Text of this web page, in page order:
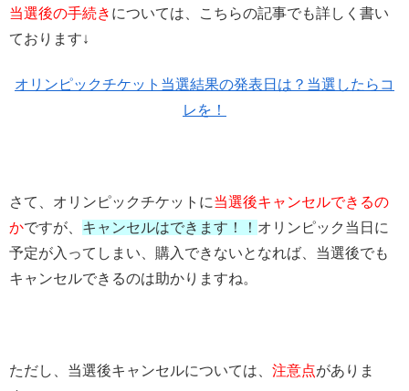
当選後の手続き については、こちらの記事でも詳しく書い
ております↓
オリンピックチケット当選結果の発表日は？当選したらコ
レを！
さて、オリンピックチケットに当選後キャンセルできるの
かですが、 キャンセルはできます！！ オリンピック当日に
予定が入ってしまい、購入できないとなれば、当選後でも
キャンセルできるのは助かりますね。
ただし、当選後キャンセルについては、 注意点がありま